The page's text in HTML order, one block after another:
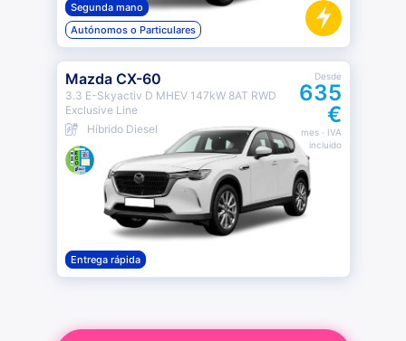
Segunda mano
Autónomos o Particulares
Mazda CX-60
3.3 E-Skyactiv D MHEV 147kW 8AT RWD
Exclusive Line
Híbrido Diesel
Desde
635
€
mes· IVA
incluido
Entrega rápida